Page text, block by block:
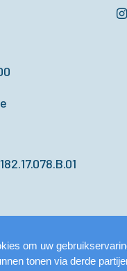
Opent in
om uw
tonen via derde